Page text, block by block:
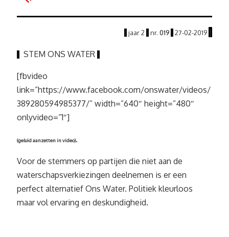
| jaar2 | nr. 019 | 27-02-2019 |
| STEM ONS WATER |
[fbvideo
link=”https://www.facebook.com/onswater/videos/
389280594985377/” width=”640″ height=”480″
onlyvideo=”1″]
(geluid aanzetten in video).
Voor de stemmers op partijen die niet aan de
waterschapsverkiezingen deelnemen is er een
perfect alternatief Ons Water. Politiek kleurloos
maar vol ervaring en deskundigheid.